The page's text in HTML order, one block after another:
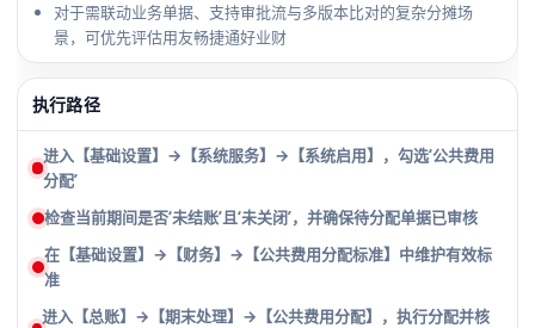
对于需联动业务单据、支持审批流与多版本比对的复杂分摊场
景，可优先评估用友畅捷通好业财
执行路径
进入【基础设置】→【系统服务】→【系统启用】，勾选‘公共费用
分配’
检查当前期间是否‘未结账’且‘未关闭’，并确保待分配单据已审核
在【基础设置】→【财务】→【公共费用分配标准】中维护有效标
准
进入【总账】→【期末处理】→【公共费用分配】，执行分配并核